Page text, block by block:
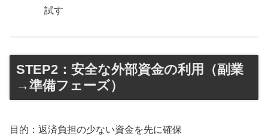
試す
STEP2：安全な外部資金の利用（副業
→準備フェーズ）
目的：返済負担の少ない資金を先に確保